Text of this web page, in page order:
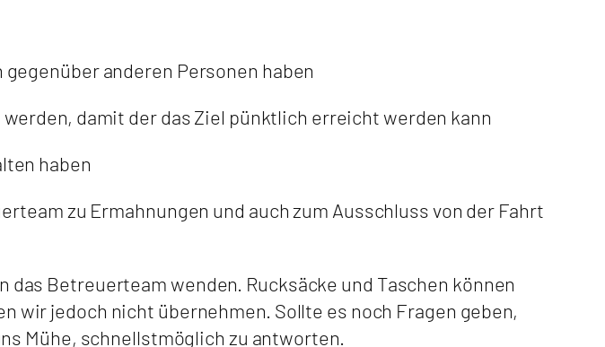
anderen Personen haben
damit der das Ziel pünktlich erreicht werden kann
haben
zu Ermahnungen und auch zum Ausschluss von der Fahrt
Betreuerteam wenden. Rucksäcke und Taschen können
wir jedoch nicht übernehmen. Sollte es noch Fragen geben,
Mühe, schnellstmöglich zu antworten.